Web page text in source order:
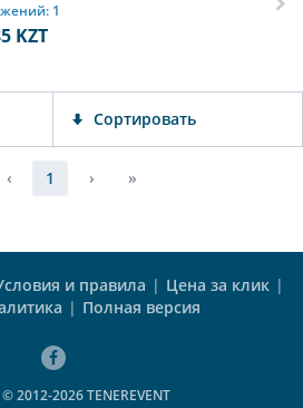
1
KZT
Сортировать
‹ 1 › »
и правила | Цена за клик |
| Полная версия
2012-2026 TENEREVENT